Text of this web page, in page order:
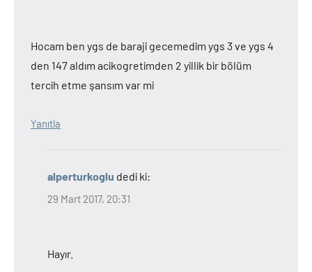
Hocam ben ygs de baraji gecemedim ygs 3 ve ygs 4
den 147 aldım acikogretimden 2 yillik bir bölüm
tercih etme şansım var mi
Yanıtla
alperturkoglu dedi ki:
29 Mart 2017, 20:31
Hayır.